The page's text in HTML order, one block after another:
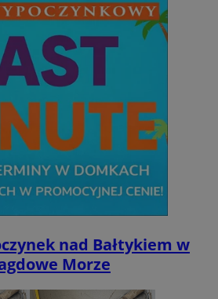
nad Bałtykiem w
Morze